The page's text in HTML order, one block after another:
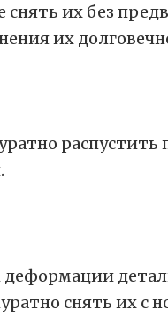
их без
деформации
снять их с